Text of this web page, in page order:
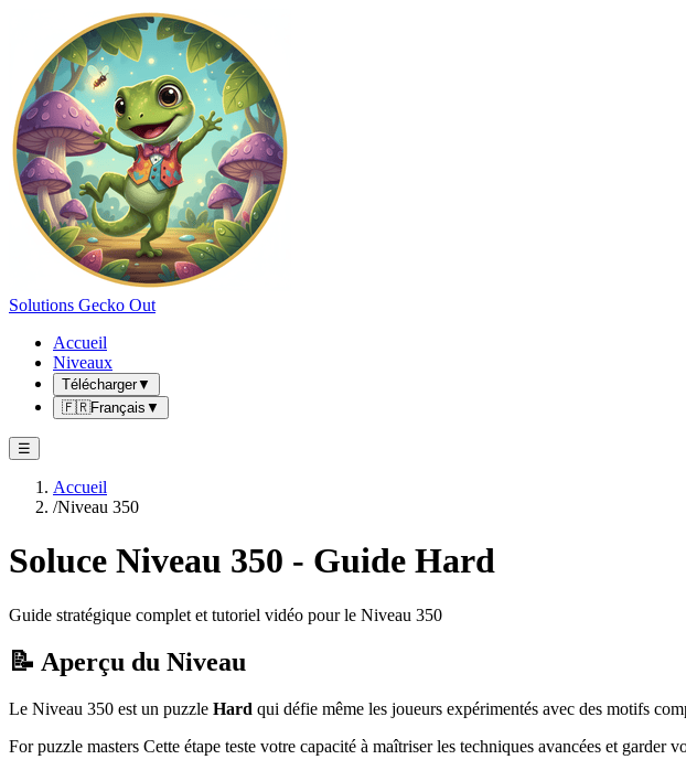
Solutions Gecko Out
Accueil
Niveaux
Télécharger▼
🇫🇷Français ▼
☰
Accueil
/Niveau 350
Soluce Niveau 350 - Guide Hard
Guide stratégique complet et tutoriel vidéo pour le Niveau 350
📝 Aperçu du Niveau
Le Niveau 350 est un puzzle Hard qui défie même les joueurs expérimentés avec des motifs
For puzzle masters Cette étape teste votre capacité à maîtriser les techniques avancées et garder